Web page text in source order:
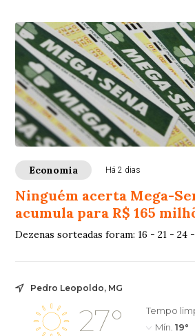
Economia Há 2 dias
Ninguém acerta Mega-
acumula para R$ 165
Dezenas sorteadas foram: 16 - 21 - 24
Pedro Leopoldo, MG
27°
Tempo
Mín. 19°